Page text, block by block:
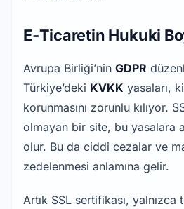
E‑Ticaretin Hukuki
Avrupa Birliği’nin GDPR
Türkiye’deki KVKK yasaları,
korunmasını zorunlu kılıyor.
olmayan bir site, bu yasalara
olur. Bu da ciddi cezalar ve
zedelenmesi anlamına gelir.
Artık SSL sertifikası,